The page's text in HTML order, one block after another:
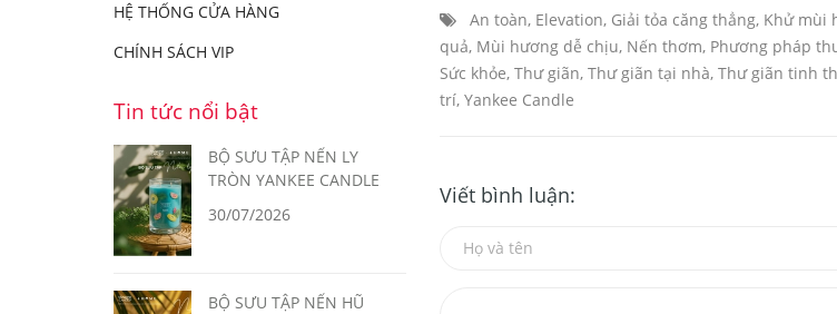
An toàn, Elevation, Giải tỏa căng thẳng, Khử mùi
quả, Mùi hương dễ chịu, Nến thơm, Phương pháp
Sức khỏe, Thư giãn, Thư giãn tại nhà, Thư giãn tinh
trí, Yankee Candle
Viết bình luận:
HỆ THỐNG CỬA HÀNG
CHÍNH SÁCH VIP
Tin tức nổi bật
BỘ SƯU TẬP NẾN LY
TRÒN YANKEE CANDLE
30/07/2026
BỘ SƯU TẬP NẾN HŨ